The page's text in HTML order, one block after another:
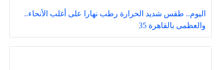
اليوم.. طقس شديد الحرارة رطب نهارا على أغلب الأنحاء..
والعظمى بالقاهرة 35